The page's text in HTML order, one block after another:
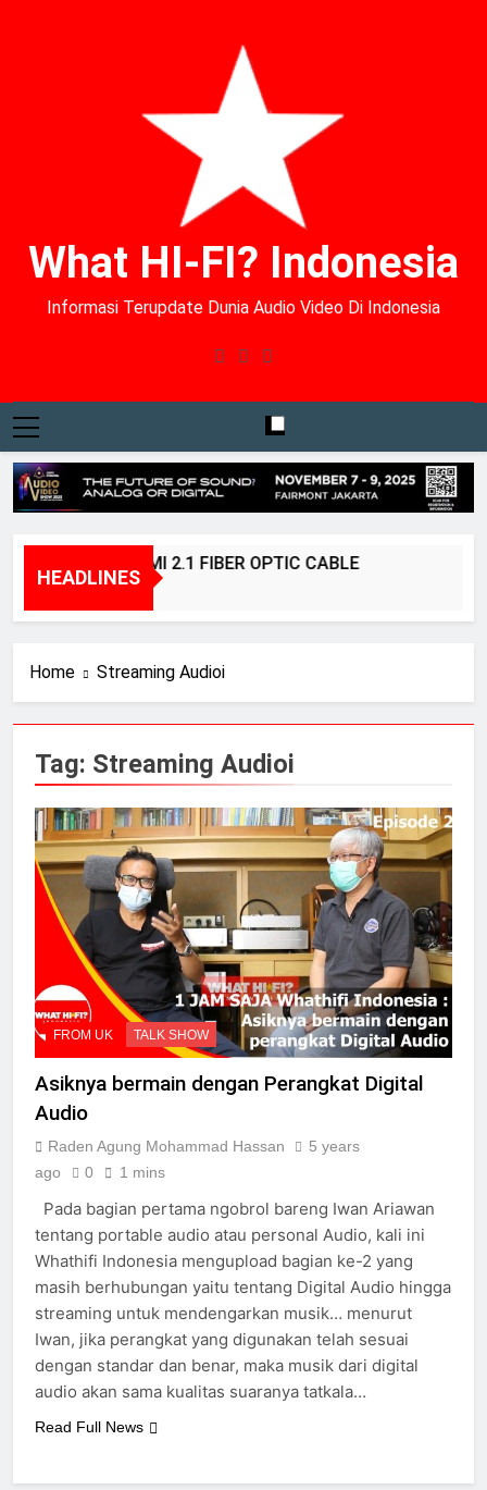
What HI-FI? Indonesia
Informasi Terupdate Dunia Audio Video Di Indonesia
HEADLINES
BRIDGEE – HDMI 2.1 FIBER OPTIC CABLE
Home Streaming Audioi
Tag: Streaming Audioi
FROM UK TALK SHOW
Asiknya bermain dengan Perangkat Digital
Audio
Raden Agung Mohammad Hassan
5 years
ago
0 1 mins
Pada bagian pertama ngobrol bareng Iwan Ariawan
tentang portable audio atau personal Audio, kali ini
Whathifi Indonesia mengupload bagian ke-2 yang
masih berhubungan yaitu tentang Digital Audio hingga
streaming untuk mendengarkan musik… menurut
Iwan, jika perangkat yang digunakan telah sesuai
dengan standar dan benar, maka musik dari digital
audio akan sama kualitas suaranya tatkala…
Read Full News